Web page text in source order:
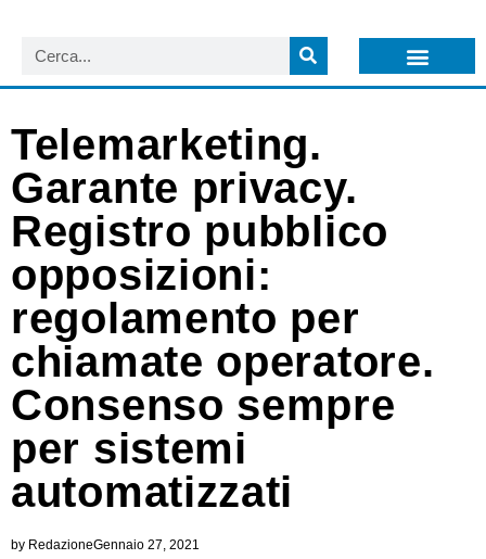
Telemarketing.
Garante privacy.
Registro pubblico
opposizioni:
regolamento per
chiamate operatore.
Consenso sempre
per sistemi
automatizzati
by RedazioneGennaio 27, 2021